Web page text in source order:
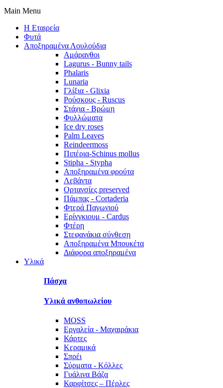
Main Menu
Η Εταιρεία
Φυτά
Αποξηραμένα Λουλούδια
Αμάρανθοι
Lagurus - Bunny tails
Phalaris
Lunaria
Γλίξια - Glixia
Ρούσκους - Ruscus
Στάχια - Βρώμη
Φυλλώματα
Ice dry roses
Palm Leaves
Reindeermoss
Πιπέρια-Schinus mollus
Stipha - Stypha
Αποξηραμένα φρούτα
Λεβάντα
Ορτανσίες preserved
Πάμπας - Cortaderia
Φτερά Παγωνιού
Ερίνγκιουμ - Cardus
Φτέρη
Στεφανάκια σύνθεση
Αποξηραμένα Μπουκέτα
Διάφορα αποξηραμένα
Υλικά
Πάσχα
Υλικά ανθοπωλείου
MOSS
Εργαλεία - Μαχαιράκια
Κάρτες
Κεραμικά
Σπρέι
Σύρματα - Κόλλες
Γυάλινα Βάζα
Καρφίτσες – Πέρλες